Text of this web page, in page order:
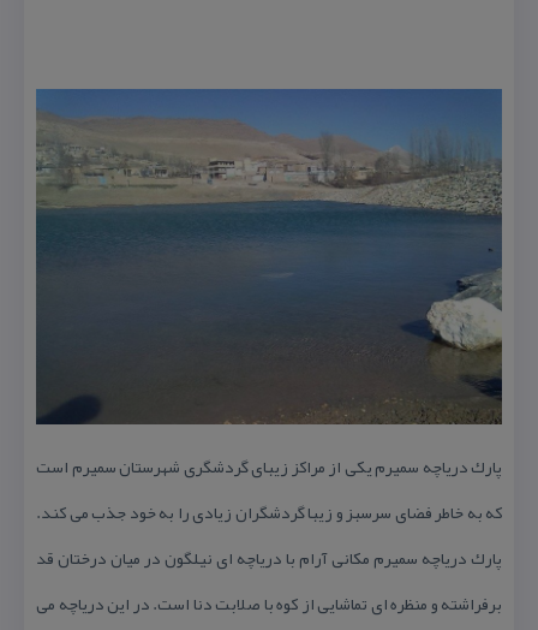
پارك دریاچه سمیرم یكی از مراكز زیبای گردشگری شهرستان سمیرم است
كه به خاطر فضای سرسبز و زیبا گردشگران زیادی را به خود جذب می ‌كند.
پارك دریاچه سمیرم مكانی آرام با دریاچه‌ ای نیلگون در میان درختان قد
برفراشته و منظره‌ ای تماشایی از كوه با صلابت دنا است. در این دریاچه می